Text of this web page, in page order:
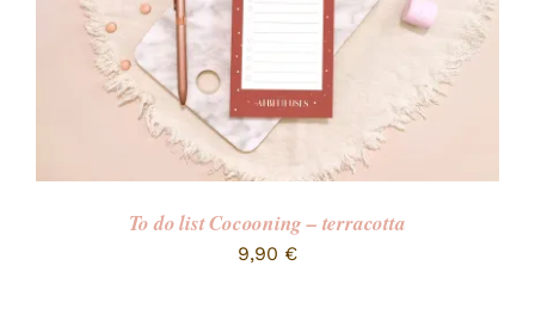
To do list Cocooning – terracotta
9,90 €